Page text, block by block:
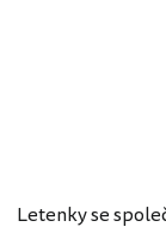
Letenky se